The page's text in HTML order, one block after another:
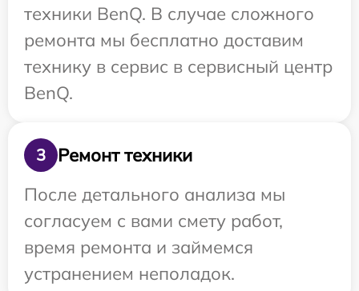
техники BenQ. В случае сложного
ремонта мы бесплатно доставим
технику в сервис в сервисный центр
BenQ.
3
Ремонт техники
После детального анализа мы
согласуем с вами смету работ,
время ремонта и займемся
устранением неполадок.